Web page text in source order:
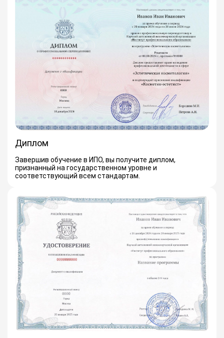
Диплом
Завершив обучение в ИПО, вы получите диплом,
признанный на государственном уровне и
соответствующий всем стандартам.